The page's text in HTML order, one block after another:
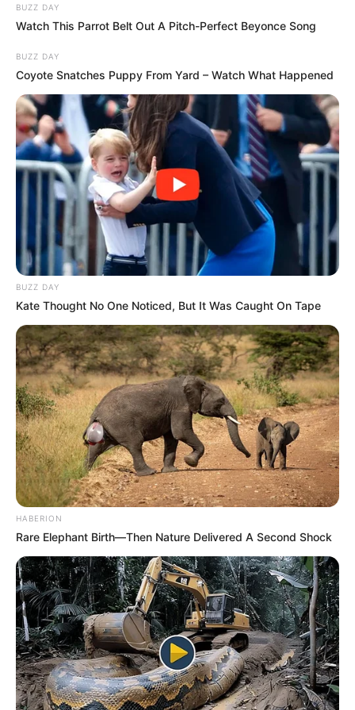
BUZZ DAY
Watch This Parrot Belt Out A Pitch-Perfect Beyonce Song
BUZZ DAY
Coyote Snatches Puppy From Yard – Watch What Happened
BUZZ DAY
Kate Thought No One Noticed, But It Was Caught On Tape
HABERION
Rare Elephant Birth—Then Nature Delivered A Second Shock